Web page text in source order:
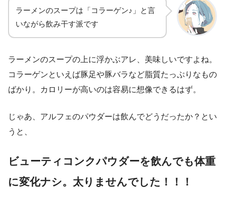
ラーメンのスープは「コラーゲン♪」と言
いながら飲み干す派です
ラーメンのスープの上に浮かぶアレ、美味しいですよね。
コラーゲンといえば豚足や豚バラなど脂質たっぷりなもの
ばかり。カロリーが高いのは容易に想像できるはず。
じゃあ、アルフェのパウダーは飲んでどうだったか？とい
うと、
ビューティコンクパウダーを飲んでも体重
に変化ナシ。太りませんでした！！！